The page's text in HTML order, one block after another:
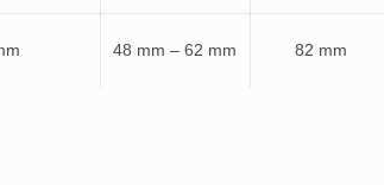
48 mm – 62 mm 82 mm